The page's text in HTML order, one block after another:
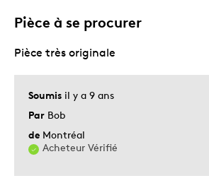
Les meilleures utilisations
Cadeau de Noël
Occasion spéciale
Décrivez-vous
Pièce à se procurer
Soumis il y a 9 ans
Par Bob
de Montréal
Acheteur Vérifié
Pièce très originale